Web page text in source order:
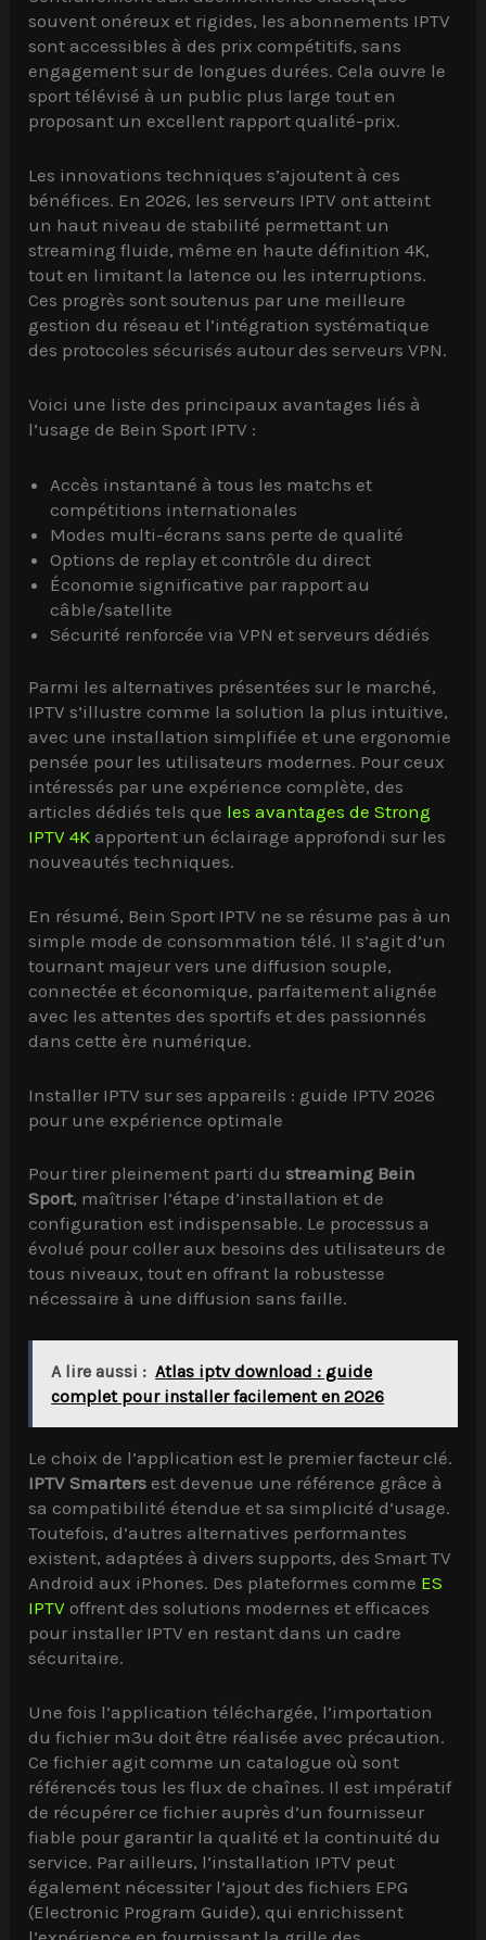
souvent onéreux et rigides, les abonnements IPTV
sont accessibles à des prix compétitifs, sans
engagement sur de longues durées. Cela ouvre le
sport télévisé à un public plus large tout en
proposant un excellent rapport qualité-prix.
Les innovations techniques s’ajoutent à ces
bénéfices. En 2026, les serveurs IPTV ont atteint
un haut niveau de stabilité permettant un
streaming fluide, même en haute définition 4K,
tout en limitant la latence ou les interruptions.
Ces progrès sont soutenus par une meilleure
gestion du réseau et l’intégration systématique
des protocoles sécurisés autour des serveurs VPN.
Voici une liste des principaux avantages liés à
l’usage de Bein Sport IPTV :
Accès instantané à tous les matchs et
compétitions internationales
Modes multi-écrans sans perte de qualité
Options de replay et contrôle du direct
Économie significative par rapport au
câble/satellite
Sécurité renforcée via VPN et serveurs dédiés
Parmi les alternatives présentées sur le marché,
IPTV s’illustre comme la solution la plus intuitive,
avec une installation simplifiée et une ergonomie
pensée pour les utilisateurs modernes. Pour ceux
intéressés par une expérience complète, des
articles dédiés tels que les avantages de Strong
IPTV 4K apportent un éclairage approfondi sur les
nouveautés techniques.
En résumé, Bein Sport IPTV ne se résume pas à un
simple mode de consommation télé. Il s’agit d’un
tournant majeur vers une diffusion souple,
connectée et économique, parfaitement alignée
avec les attentes des sportifs et des passionnés
dans cette ère numérique.
Installer IPTV sur ses appareils : guide IPTV 2026
pour une expérience optimale
Pour tirer pleinement parti du streaming Bein
Sport, maîtriser l’étape d’installation et de
configuration est indispensable. Le processus a
évolué pour coller aux besoins des utilisateurs de
tous niveaux, tout en offrant la robustesse
nécessaire à une diffusion sans faille.
A lire aussi : Atlas iptv download : guide
complet pour installer facilement en 2026
Le choix de l’application est le premier facteur clé.
IPTV Smarters est devenue une référence grâce à
sa compatibilité étendue et sa simplicité d’usage.
Toutefois, d’autres alternatives performantes
existent, adaptées à divers supports, des Smart TV
Android aux iPhones. Des plateformes comme ES
IPTV offrent des solutions modernes et efficaces
pour installer IPTV en restant dans un cadre
sécuritaire.
Une fois l’application téléchargée, l’importation
du fichier m3u doit être réalisée avec précaution.
Ce fichier agit comme un catalogue où sont
référencés tous les flux de chaînes. Il est impératif
de récupérer ce fichier auprès d’un fournisseur
fiable pour garantir la qualité et la continuité du
service. Par ailleurs, l’installation IPTV peut
également nécessiter l’ajout des fichiers EPG
(Electronic Program Guide), qui enrichissent